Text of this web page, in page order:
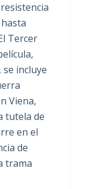
Tercer
incluye
Viena,
tutela de
en el
de
trama